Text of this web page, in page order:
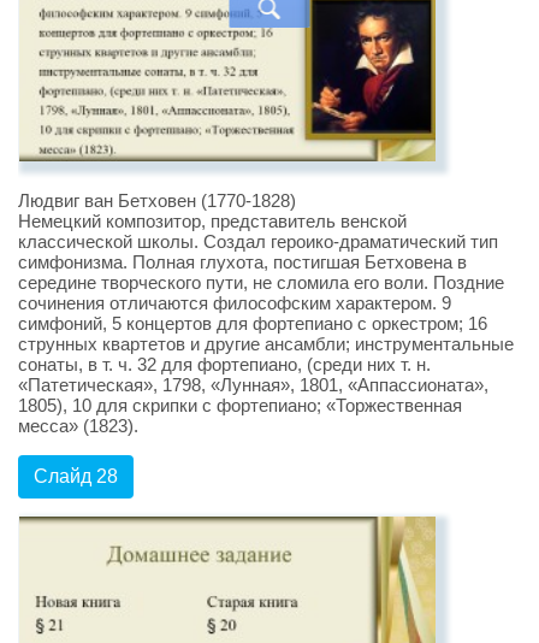
Людвиг ван Бетховен (1770-1828)
Немецкий композитор, представитель венской
классической школы. Создал героико-драматический тип
симфонизма. Полная глухота, постигшая Бетховена в
середине творческого пути, не сломила его воли. Поздние
сочинения отличаются философским характером. 9
симфоний, 5 концертов для фортепиано с оркестром; 16
струнных квартетов и другие ансамбли; инструментальные
сонаты, в т. ч. 32 для фортепиано, (среди них т. н.
«Патетическая», 1798, «Лунная», 1801, «Аппассионата»,
1805), 10 для скрипки с фортепиано; «Торжественная
месса» (1823).
Слайд 28